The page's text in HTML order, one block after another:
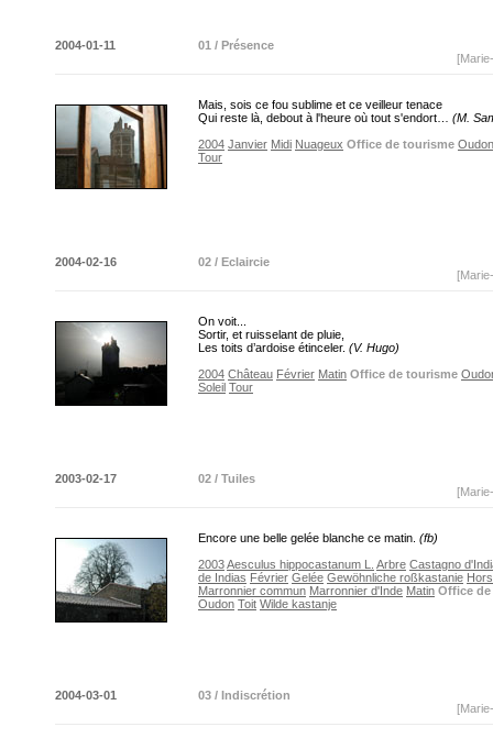
2004-01-11
01 / Présence
Mais, sois ce fou sublime et ce veilleur tenace
Qui reste là, debout à l'heure où tout s'endort… (M.
2004 Janvier Midi Nuageux Office de tourisme Oudon
Tour
2004-02-16
02 / Eclaircie
On voit...
Sortir, et ruisselant de pluie,
Les toits d’ardoise étinceler. (V. Hugo)
2004 Château Février Matin Office de tourisme
Soleil Tour
2003-02-17
02 / Tuiles
Encore une belle gelée blanche ce matin. (fb)
2003Aesculus hippocastanum L. Arbre Castagno
de Indias Février Gelée Gewöhnliche roßkastanie
Marronnier commun Marronnier d'Inde Matin Office
Oudon Toit Wilde kastanje
2004-03-01
03 / Indiscrétion